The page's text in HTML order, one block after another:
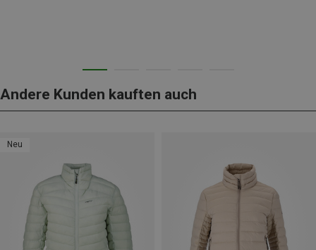
Andere Kunden kauften auch
Neu